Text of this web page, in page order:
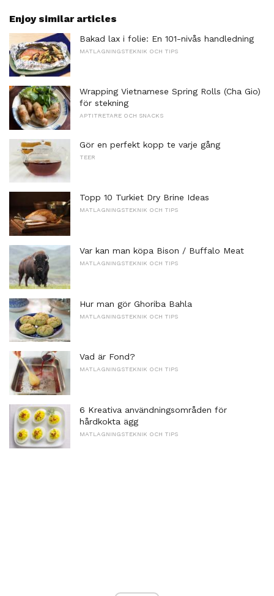
Enjoy similar articles
Bakad lax i folie: En 101-nivås handledning
MATLAGNINGSTEKNIK OCH TIPS
Wrapping Vietnamese Spring Rolls (Cha Gio)
för stekning
APTITRETARE OCH SNACKS
Gör en perfekt kopp te varje gång
TEER
Topp 10 Turkiet Dry Brine Ideas
MATLAGNINGSTEKNIK OCH TIPS
Var kan man köpa Bison / Buffalo Meat
MATLAGNINGSTEKNIK OCH TIPS
Hur man gör Ghoriba Bahla
MATLAGNINGSTEKNIK OCH TIPS
Vad är Fond?
MATLAGNINGSTEKNIK OCH TIPS
6 Kreativa användningsområden för
hårdkokta ägg
MATLAGNINGSTEKNIK OCH TIPS